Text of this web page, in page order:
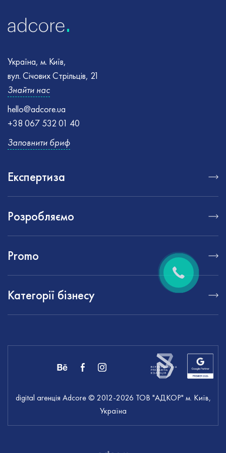
Україна, м. Київ,
вул. Січових Стрільців, 21
Знайти нас
hello@adcore.ua
+38 067 532 01 40
Заповнити бриф
Експертиза
Розробляємо
Promo
Категорії бізнесу
digital агенція Adcore© 2012-2026 ТОВ "АДКОР" м. Київ,
Україна